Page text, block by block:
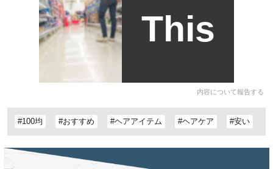
This
内容について報告する
#100均 #おすすめ #ヘアアイテム #ヘアケア #安い